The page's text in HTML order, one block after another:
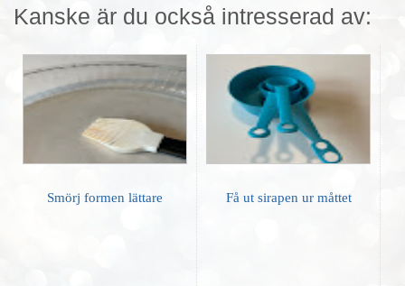
Kanske är du också intresserad av:
Smörj formen lättare Få ut sirapen ur måttet